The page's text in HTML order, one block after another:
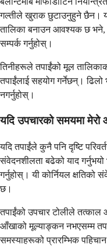
गल्तीले खुराक छुटाउनुहुने छैन।
तालिका बनाउन आवश्यक छ भने,
सम्पर्क गर्नुहोस्।
तिनीहरूले तपाईंको मूल
तपाईंलाई सहयोग गर्नेछन्। ढिलो
नगर्नुहोस्।
यदि उपचारको समयमा मेरो
यदि तपाईंले कुनै पनि दृष्टि
संवेदनशीलता बढेको याद
गर्नुहोस्। यी कोर्नियल
छ।
तपाईंको उपचार टोलीले तत्काल
आँखाको मूल्याङ्कन नभएसम्म
समस्याहरूको प्रारम्भिक